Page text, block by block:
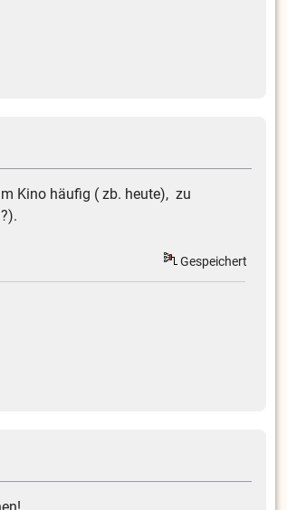
Kino häufig ( zb. heute), zu
Gespeichert